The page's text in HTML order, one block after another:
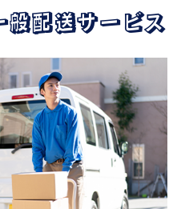
配送サービス